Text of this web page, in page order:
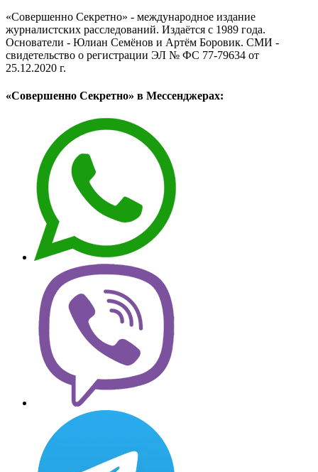
«Совершенно Секретно» - международное издание
журналистских расследований. Издаётся с 1989 года.
Основатели - Юлиан Семёнов и Артём Боровик. CМИ -
свидетельство о регистрации ЭЛ № ФС 77-79634 от
25.12.2020 г.
«Совершенно Секретно» в Мессенджерах: